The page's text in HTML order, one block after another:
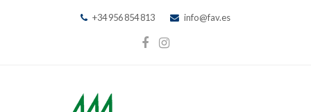
+34 956 854 813 info@fav.es
Facebook
Instagram